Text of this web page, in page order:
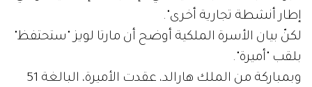
إطار أنشطة تجارية أخرى".
لكنّ بيان الأسرة الملكية أوضح أن مارتا لويز "ستحتفظ"
بلقب "أميرة".
وبمباركة من الملك هارالد، عقدت الأميرة، البالغة 51